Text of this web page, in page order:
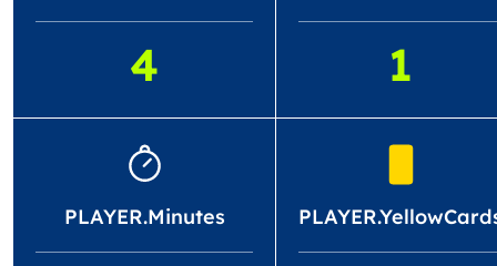
4 1
PLAYER.Minutes